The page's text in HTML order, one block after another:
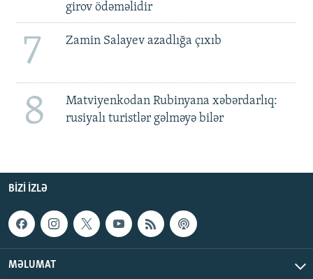
girov ödəməlidir
7 Zamin Salayev azadlığa çıxıb
8
Matviyenkodan Rubinyana xəbərdarlıq:
rusiyalı turistlər gəlməyə bilər
BIZI IZLƏ
MƏLUMAT